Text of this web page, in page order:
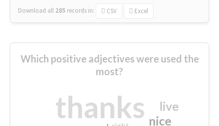
Download all 285 records in: CSV Excel
Which positive adjectives were used the
most?
thanks nice
live